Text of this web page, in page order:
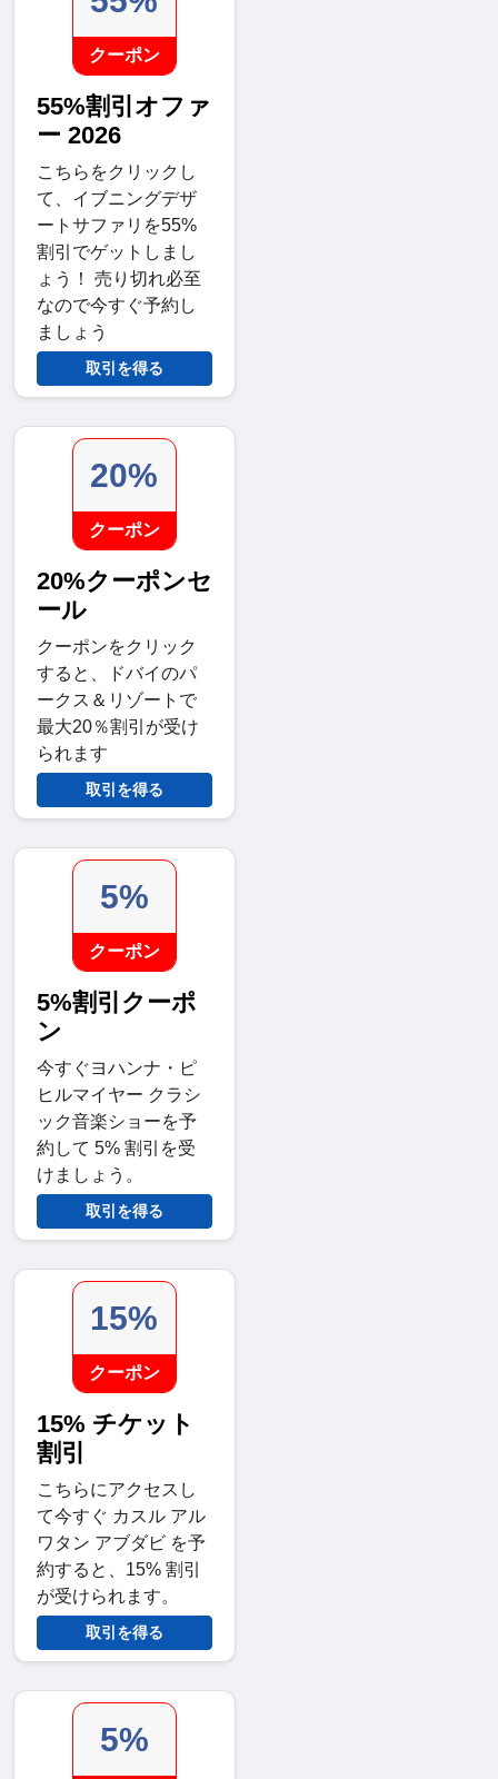
クーポン
55%割引オファ
ー 2026
こちらをクリックし
て、イブニングデザ
ートサファリを55%
割引でゲットしまし
ょう！ 売り切れ必至
なので今すぐ予約し
ましょう
取引を得る
20%
クーポン
20%クーポンセ
ール
クーポンをクリック
すると、ドバイのパ
ークス＆リゾートで
最大20％割引が受け
られます
取引を得る
5%
クーポン
5%割引クーポ
ン
今すぐヨハンナ・ピ
ヒルマイヤー クラシ
ック音楽ショーを予
約して 5% 割引を受
けましょう。
取引を得る
15%
クーポン
15% チケット
割引
こちらにアクセスし
て今すぐ カスル アル
ワタン アブダビ を予
約すると、15% 割引
が受けられます。
取引を得る
5%